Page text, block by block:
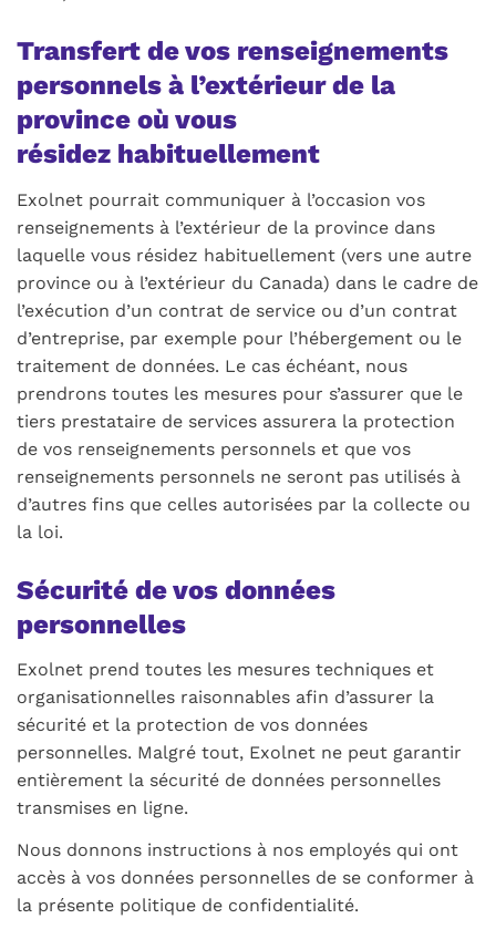
Transfert de vos renseignements
personnels à l’extérieur de la
province où vous
résidez habituellement
Exolnet pourrait communiquer à l’occasion vos
renseignements à l’extérieur de la province dans
laquelle vous résidez habituellement (vers une autre
province ou à l’extérieur du Canada) dans le cadre de
l’exécution d’un contrat de service ou d’un contrat
d’entreprise, par exemple pour l’hébergement ou le
traitement de données. Le cas échéant, nous
prendrons toutes les mesures pour s’assurer que le
tiers prestataire de services assurera la protection
de vos renseignements personnels et que vos
renseignements personnels ne seront pas utilisés à
d’autres fins que celles autorisées par la collecte ou
la loi.
Sécurité de vos données
personnelles
Exolnet prend toutes les mesures techniques et
organisationnelles raisonnables afin d’assurer la
sécurité et la protection de vos données
personnelles. Malgré tout, Exolnet ne peut garantir
entièrement la sécurité de données personnelles
transmises en ligne.
Nous donnons instructions à nos employés qui ont
accès à vos données personnelles de se conformer à
la présente politique de confidentialité.